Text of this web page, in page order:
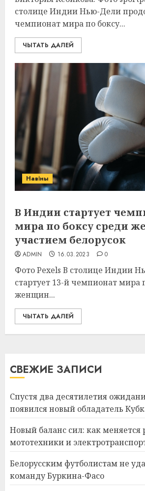
столице Индии Нью-Дели
чемпионат мира по боксу...
ЧЫТАТЬ ДАЛЕЙ
Навіны
В Индии стартует
мира по боксу среди
участием белорусок
ADMIN 16.03.2023 0
Фото Pexels В столице Индии
стартует 13-й чемпионат мира
женщин...
ЧЫТАТЬ ДАЛЕЙ
СВЕЖИЕ ЗАПИСИ
Спустя два десятилетия
появился новый обладатель
Новый баланс сил: как меняется
мототехники и
Белорусским футболистам не
команду Буркина-Фасо